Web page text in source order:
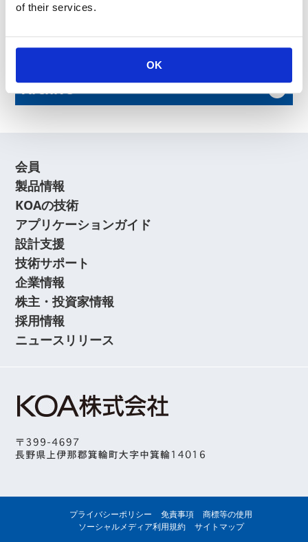
of their services.
OK
News Release
Archive
会員
製品情報
KOAの技術
アプリケーションガイド
設計支援
技術サポート
企業情報
株主・投資家情報
採用情報
ニュースリリース
プライバシーポリシー 免責事項
商標等の使用
ソーシャルメディア利用規約
サイトマップ